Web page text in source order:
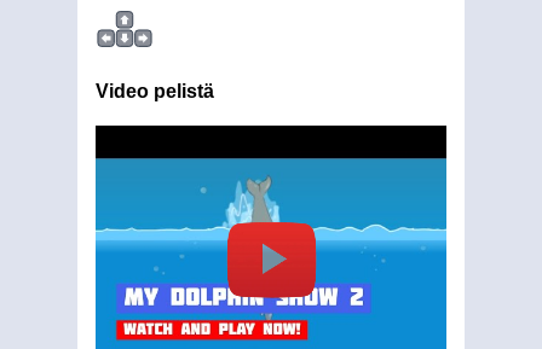
Video pelistä